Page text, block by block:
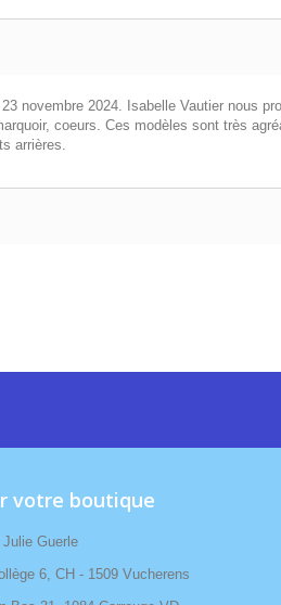
novembre 2024. Isabelle Vautier nous
coeurs. Ces modèles sont très
arrières.
votre boutique
Guerle
6, CH - 1509 Vucherens